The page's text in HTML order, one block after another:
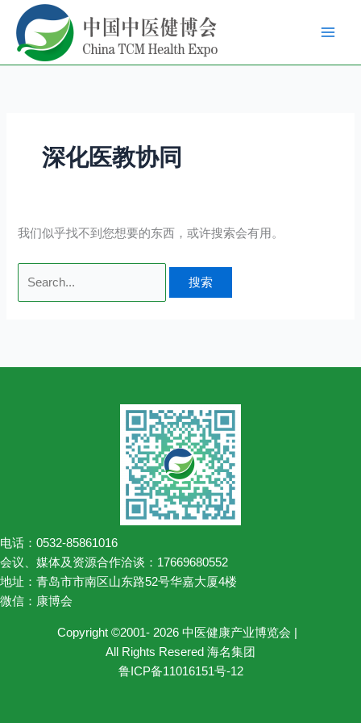
容
深化医教协同
我们似乎找不到您想要的东西，或许搜索会有用。
搜
索：
电话：0532-85861016
会议、媒体及资源合作洽谈：17669680552
地址：青岛市市南区山东路52号华嘉大厦4楼
微信：康博会
Copyright ©2001- 2026 中医健康产业博览会 |
All Rights Resered 海名集团
鲁ICP备11016151号-12